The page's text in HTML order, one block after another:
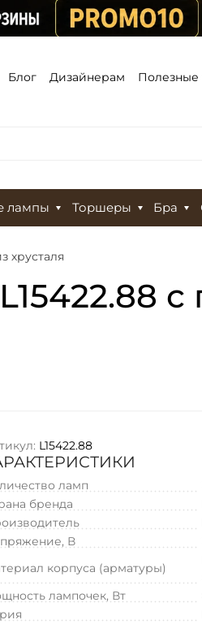
Блог Дизайнерам Полезные
лампы Торшеры Бра
хрусталя
L15422.88
ламп
бренда
В
корпуса (арматуры)
лампочек, Вт